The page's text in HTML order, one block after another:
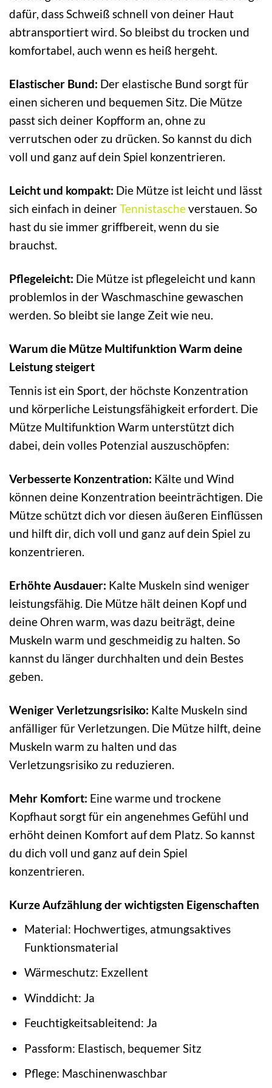
dafür, dass Schweiß schnell von deiner Haut
abtransportiert wird. So bleibst du trocken und
komfortabel, auch wenn es heiß hergeht.
Elastischer Bund: Der elastische Bund sorgt für
einen sicheren und bequemen Sitz. Die Mütze
passt sich deiner Kopfform an, ohne zu
verrutschen oder zu drücken. So kannst du dich
voll und ganz auf dein Spiel konzentrieren.
Leicht und kompakt: Die Mütze ist leicht und lässt
sich einfach in deinerTennistascheverstauen. So
hast du sie immer griffbereit, wenn du sie
brauchst.
Pflegeleicht: Die Mütze ist pflegeleicht und kann
problemlos in der Waschmaschine gewaschen
werden. So bleibt sie lange Zeit wie neu.
Warum die Mütze Multifunktion Warm deine
Leistung steigert
Tennis ist ein Sport, der höchste Konzentration
und körperliche Leistungsfähigkeit erfordert. Die
Mütze Multifunktion Warm unterstützt dich
dabei, dein volles Potenzial auszuschöpfen:
Verbesserte Konzentration: Kälte und Wind
können deine Konzentration beeinträchtigen. Die
Mütze schützt dich vor diesen äußeren Einflüssen
und hilft dir, dich voll und ganz auf dein Spiel zu
konzentrieren.
Erhöhte Ausdauer: Kalte Muskeln sind weniger
leistungsfähig. Die Mütze hält deinen Kopf und
deine Ohren warm, was dazu beiträgt, deine
Muskeln warm und geschmeidig zu halten. So
kannst du länger durchhalten und dein Bestes
geben.
Weniger Verletzungsrisiko: Kalte Muskeln sind
anfälliger für Verletzungen. Die Mütze hilft, deine
Muskeln warm zu halten und das
Verletzungsrisiko zu reduzieren.
Mehr Komfort: Eine warme und trockene
Kopfhaut sorgt für ein angenehmes Gefühl und
erhöht deinen Komfort auf dem Platz. So kannst
du dich voll und ganz auf dein Spiel
konzentrieren.
Kurze Aufzählung der wichtigsten Eigenschaften
Material: Hochwertiges, atmungsaktives
Funktionsmaterial
Wärmeschutz: Exzellent
Winddicht: Ja
Feuchtigkeitsableitend: Ja
Passform: Elastisch, bequemer Sitz
Pflege: Maschinenwaschbar